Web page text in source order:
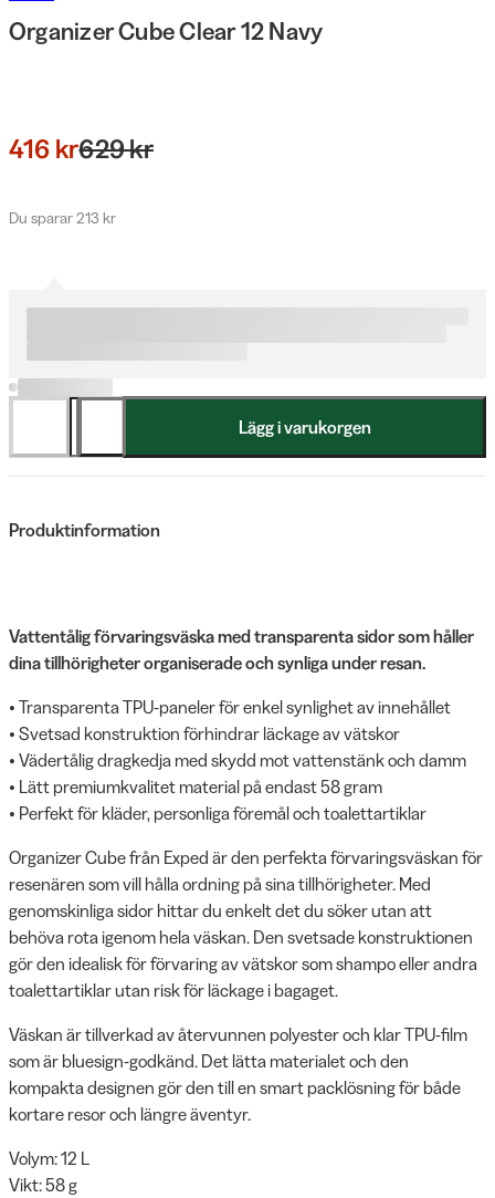
Organizer Cube Clear 12 Navy
416 kr629 kr
Du sparar 213 kr
Lägg i varukorgen
Produktinformation
Vattentålig förvaringsväska med transparenta sidor som håller
dina tillhörigheter organiserade och synliga under resan.
• Transparenta TPU-paneler för enkel synlighet av innehållet
• Svetsad konstruktion förhindrar läckage av vätskor
• Vädertålig dragkedja med skydd mot vattenstänk och damm
• Lätt premiumkvalitet material på endast 58 gram
• Perfekt för kläder, personliga föremål och toalettartiklar
Organizer Cube från Exped är den perfekta förvaringsväskan för
resenären som vill hålla ordning på sina tillhörigheter. Med
genomskinliga sidor hittar du enkelt det du söker utan att
behöva rota igenom hela väskan. Den svetsade konstruktionen
gör den idealisk för förvaring av vätskor som shampo eller andra
toalettartiklar utan risk för läckage i bagaget.
Väskan är tillverkad av återvunnen polyester och klar TPU-film
som är bluesign-godkänd. Det lätta materialet och den
kompakta designen gör den till en smart packlösning för både
kortare resor och längre äventyr.
Volym: 12 L
Vikt: 58 g